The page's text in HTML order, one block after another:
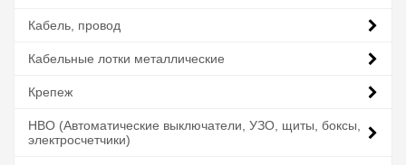
Кабель, провод
Кабельные лотки металлические
Крепеж
НВО (Автоматические выключатели, УЗО, щиты, боксы,
электросчетчики)